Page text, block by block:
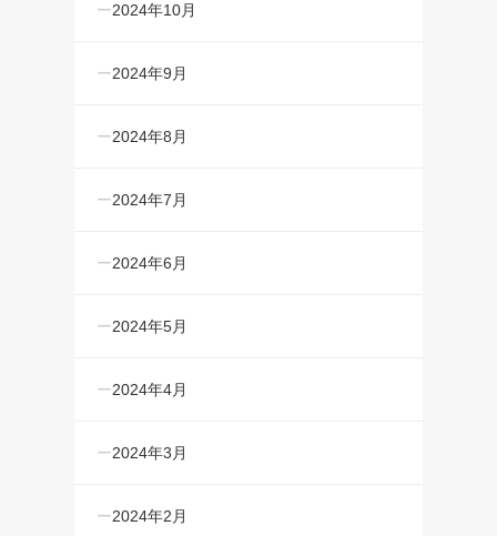
2024年10月
2024年9月
2024年8月
2024年7月
2024年6月
2024年5月
2024年4月
2024年3月
2024年2月